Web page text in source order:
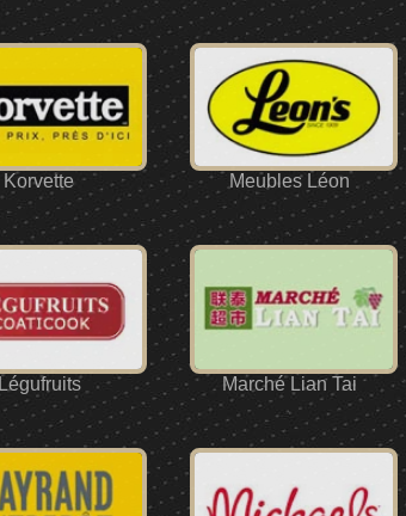
Korvette Meubles Léon
Légufruits Marché Lian Tai